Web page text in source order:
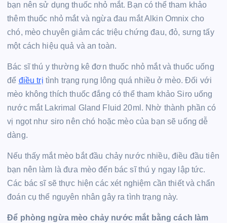
bạn nên sử dụng thuốc nhỏ mắt. Bạn có thể tham khảo
thêm thuốc nhỏ mắt và ngừa đau mắt Alkin Omnix cho
chó, mèo chuyên giảm các triệu chứng đau, đỏ, sưng tấy
một cách hiệu quả và an toàn.
Bác sĩ thú y thường kê đơn thuốc nhỏ mắt và thuốc uống
để điều trị tình trạng rụng lông quá nhiều ở mèo. Đối với
mèo không thích thuốc đắng có thể tham khảo Siro uống
nước mắt Lakrimal Gland Fluid 20ml. Nhờ thành phần có
vị ngọt như siro nên chó hoặc mèo của bạn sẽ uống dễ
dàng.
Nếu thấy mắt mèo bắt đầu chảy nước nhiều, điều đầu tiên
bạn nên làm là đưa mèo đến bác sĩ thú y ngay lập tức.
Các bác sĩ sẽ thực hiện các xét nghiệm cần thiết và chẩn
đoán cụ thể nguyên nhân gây ra tình trạng này.
Để phòng ngừa mèo chảy nước mắt bằng cách làm